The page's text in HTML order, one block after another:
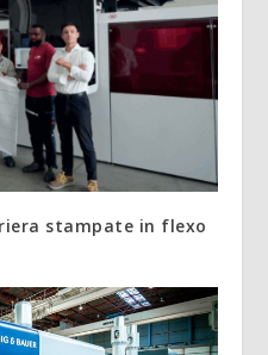
stampate in flexo